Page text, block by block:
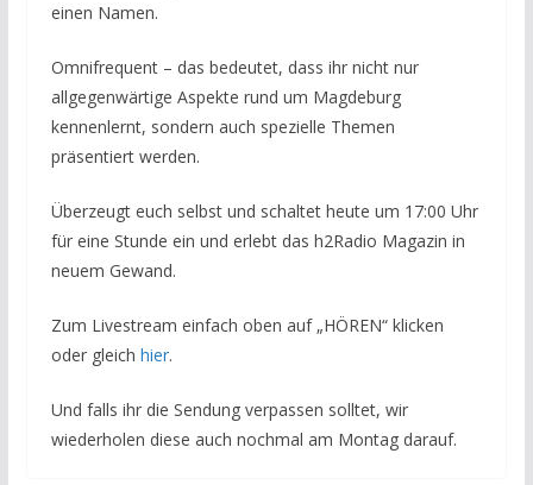
einen Namen.
Omnifrequent – das bedeutet, dass ihr nicht nur
allgegenwärtige Aspekte rund um Magdeburg
kennenlernt, sondern auch spezielle Themen
präsentiert werden.
Überzeugt euch selbst und schaltet heute um 17:00 Uhr
für eine Stunde ein und erlebt das h2Radio Magazin in
neuem Gewand.
Zum Livestream einfach oben auf „HÖREN“ klicken
oder gleich hier.
Und falls ihr die Sendung verpassen solltet, wir
wiederholen diese auch nochmal am Montag darauf.